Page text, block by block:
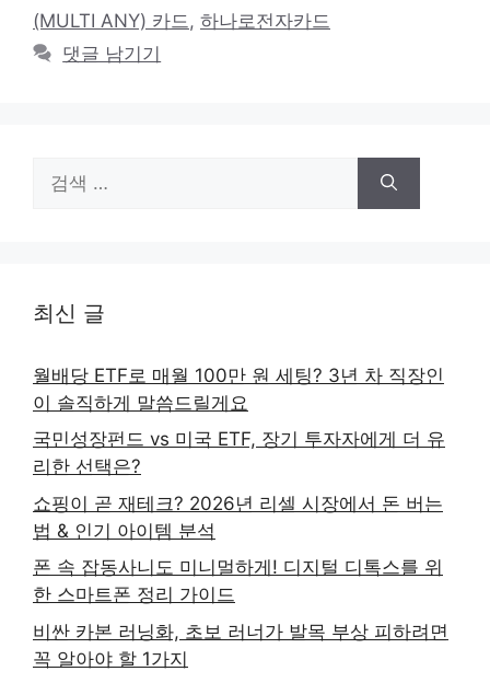
(MULTI ANY) 카드 , 하나로전자카드
댓글 남기기
색:
최신 글
월배당 ETF로 매월 100만 원 세팅? 3년 차 직장인
이 솔직하게 말씀드릴게요
국민성장펀드 vs 미국 ETF, 장기 투자자에게 더 유
리한 선택은?
쇼핑이 곧 재테크? 2026년 리셀 시장에서 돈 버는
법 & 인기 아이템 분석
폰 속 잡동사니도 미니멀하게! 디지털 디톡스를 위
한 스마트폰 정리 가이드
비싼 카본 러닝화, 초보 러너가 발목 부상 피하려면
꼭 알아야 할 1가지